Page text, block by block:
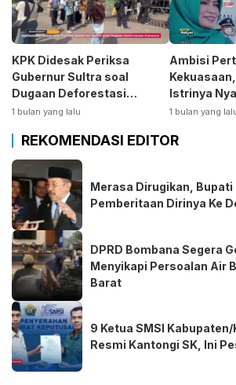
KPK Didesak Periksa
Gubernur Sultra soal
Dugaan Deforestasi
Kabaen
1 bulan yang lalu
Ambisi
Istrinya
Bombana
1 bulan yang
REKOMENDASI EDITOR
Merasa Dirugikan, Bupati
Pemberitaan Dirinya Ke
DPRD Bombana Segera
Menyikapi Persoalan Air
Barat
9 Ketua SMSI
Resmi Kantongi SK, Ini